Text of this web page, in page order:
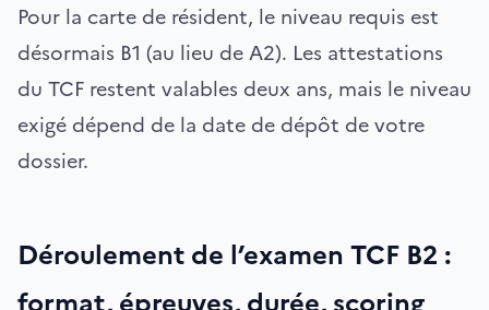
Pour la carte de résident, le niveau requis est
désormais B1 (au lieu de A2). Les attestations
du TCF restent valables deux ans, mais le niveau
exigé dépend de la date de dépôt de votre
dossier.
Déroulement de l’examen TCF B2 :